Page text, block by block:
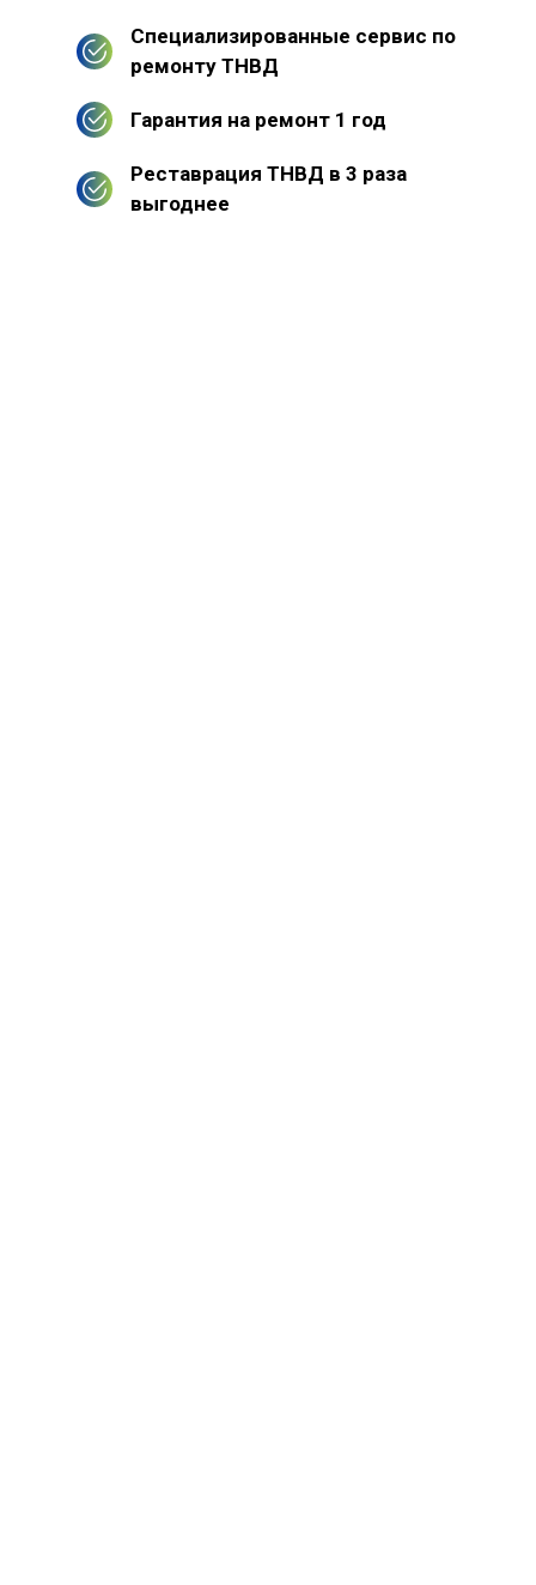
Специализированные сервис по
ремонту ТНВД
Гарантия на ремонт 1 год
Реставрация ТНВД в 3 раза
выгоднее